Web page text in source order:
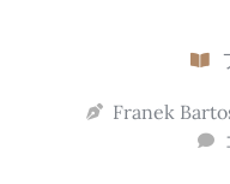
Franek